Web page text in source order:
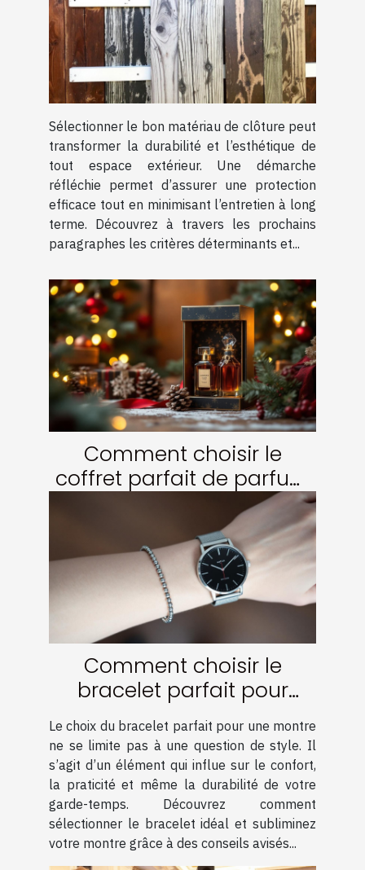
Sélectionner le bon matériau de clôture peut
transformer la durabilité et l’esthétique de
tout espace extérieur. Une démarche
réfléchie permet d’assurer une protection
efficace tout en minimisant l’entretien à long
terme. Découvrez à travers les prochains
paragraphes les critères déterminants et...
Comment choisir le
coffret parfait de parfum
pour les fêtes ?
Comment choisir le
bracelet parfait pour
votre montre ?
Le choix du bracelet parfait pour une montre
ne se limite pas à une question de style. Il
s’agit d’un élément qui influe sur le confort,
la praticité et même la durabilité de votre
garde-temps. Découvrez comment
sélectionner le bracelet idéal et subliminez
votre montre grâce à des conseils avisés...